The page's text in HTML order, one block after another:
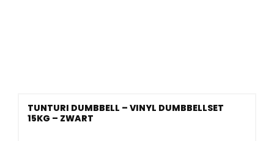
TUNTURI DUMBBELL – VINYL DUMBBELLSET
15KG – ZWART